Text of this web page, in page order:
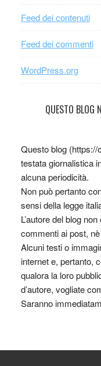
Feed dei contenuti
Feed dei commenti
WordPress.org
QUESTO BLOG
Questo blog
testata giornalistica
alcuna periodicità.
Non può pertanto
sensi della legge
L’autore del blog
commenti ai post,
Alcuni testi o
internet e, pertanto,
qualora la loro
d’autore, vogliate
Saranno